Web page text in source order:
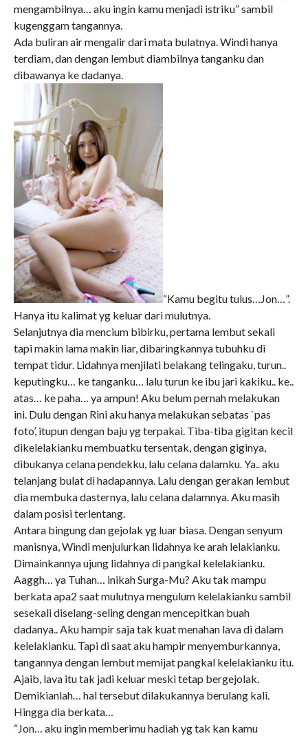
mengambilnya… aku ingin kamu menjadi istriku” sambil
kugenggam tangannya.
Ada buliran air mengalir dari mata bulatnya. Windi hanya
terdiam, dan dengan lembut diambilnya tanganku dan
dibawanya ke dadanya.
“Kamu begitu tulus…Jon…”.
Hanya itu kalimat yg keluar dari mulutnya.
Selanjutnya dia mencium bibirku, pertama lembut sekali
tapi makin lama makin liar, dibaringkannya tubuhku di
tempat tidur. Lidahnya menjilati belakang telingaku, turun..
keputingku… ke tanganku… lalu turun ke ibu jari kakiku.. ke..
atas… ke paha… ya ampun! Aku belum pernah melakukan
ini. Dulu dengan Rini aku hanya melakukan sebatas `pas
foto’, itupun dengan baju yg terpakai. Tiba-tiba gigitan kecil
dikelelakianku membuatku tersentak, dengan giginya,
dibukanya celana pendekku, lalu celana dalamku. Ya.. aku
telanjang bulat di hadapannya. Lalu dengan gerakan lembut
dia membuka dasternya, lalu celana dalamnya. Aku masih
dalam posisi terlentang.
Antara bingung dan gejolak yg luar biasa. Dengan senyum
manisnya, Windi menjulurkan lidahnya ke arah lelakianku.
Dimainkannya ujung lidahnya di pangkal kelelakianku.
Aaggh… ya Tuhan… inikah Surga-Mu? Aku tak mampu
berkata apa2 saat mulutnya mengulum kelelakianku sambil
sesekali diselang-seling dengan mencepitkan buah
dadanya.. Aku hampir saja tak kuat menahan lava di dalam
kelelakianku. Tapi di saat aku hampir menyemburkannya,
tangannya dengan lembut memijat pangkal kelelakianku itu.
Ajaib, lava itu tak jadi keluar meski tetap bergejolak.
Demikianlah… hal tersebut dilakukannya berulang kali.
Hingga dia berkata…
“Jon… aku ingin memberimu hadiah yg tak kan kamu